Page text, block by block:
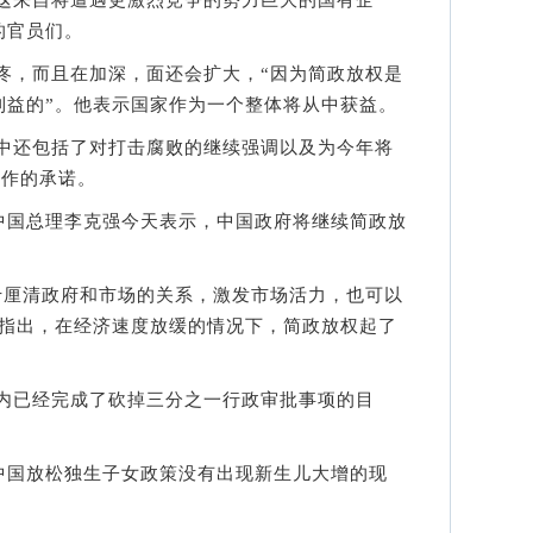
员们。
且在加深，面还会扩大，“因为简政放权是
的”。他表示国家作为一个整体将从中获益。
括了对打击腐败的继续强调以及为今年将
的承诺。
理李克强今天表示，中国政府将继续简政放
政府和市场的关系，激发市场活力，也可以
出，在经济速度放缓的情况下，简政放权起了
完成了砍掉三分之一行政审批事项的目
松独生子女政策没有出现新生儿大增的现